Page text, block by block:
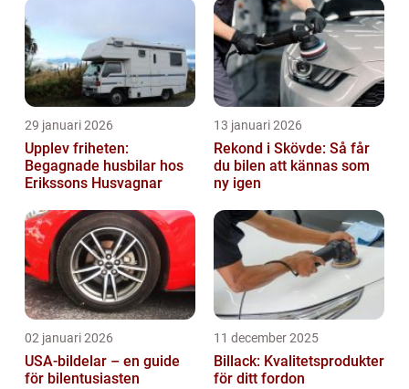
29 januari 2026
Upplev friheten:
Begagnade husbilar hos
Erikssons Husvagnar
13 januari 2026
Rekond i Skövde: Så får
du bilen att kännas som
ny igen
02 januari 2026
USA-bildelar – en guide
för bilentusiasten
11 december 2025
Billack: Kvalitetsprodukter
för ditt fordon